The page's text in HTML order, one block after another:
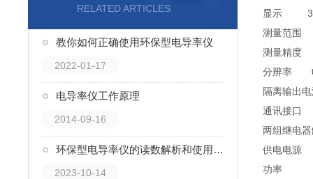
RELATED ARTICLES
教你如何正确使用环保型电导率仪
2022-01-17
电导率仪工作原理
2014-09-16
环保型电导率仪的读数解析和使用技巧
2023-10-14
显示 3.2
测量范围
测量
分辨率
隔离输出
通讯接口
两组继电
供电电源
功率